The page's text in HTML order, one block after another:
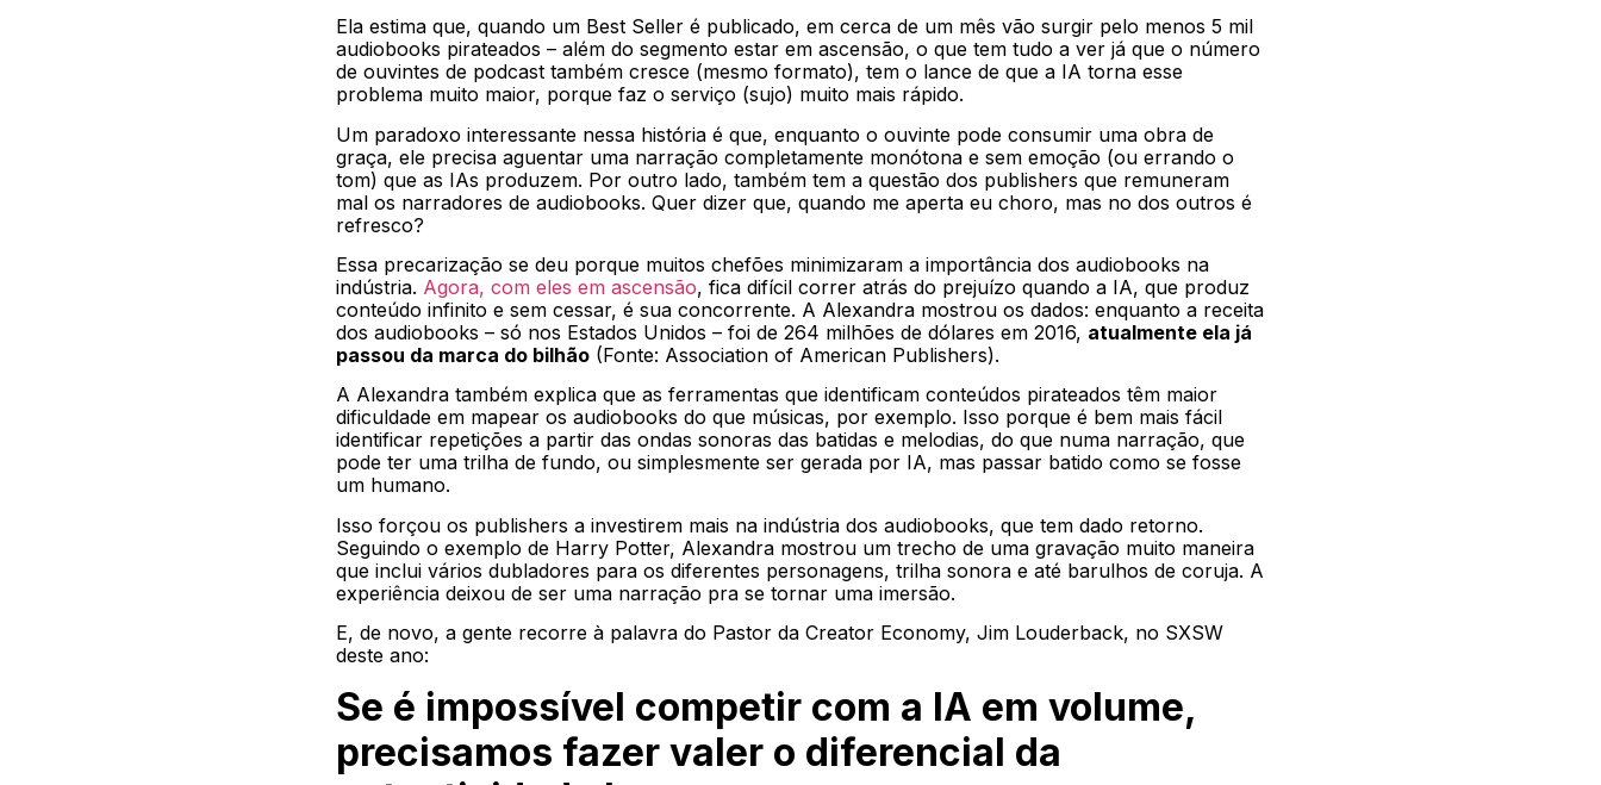
Ela estima que, quando um Best Seller é publicado, em cerca de um mês vão surgir pelo menos 5 mil
audiobooks pirateados – além do segmento estar em ascensão, o que tem tudo a ver já que o número
de ouvintes de podcast também cresce (mesmo formato), tem o lance de que a IA torna esse
problema muito maior, porque faz o serviço (sujo) muito mais rápido.
Um paradoxo interessante nessa história é que, enquanto o ouvinte pode consumir uma obra de
graça, ele precisa aguentar uma narração completamente monótona e sem emoção (ou errando o
tom) que as IAs produzem. Por outro lado, também tem a questão dos publishers que remuneram
mal os narradores de audiobooks. Quer dizer que, quando me aperta eu choro, mas no dos outros é
refresco?
Essa precarização se deu porque muitos chefões minimizaram a importância dos audiobooks na
indústria. Agora, com eles em ascensão, fica difícil correr atrás do prejuízo quando a IA, que produz
conteúdo infinito e sem cessar, é sua concorrente. A Alexandra mostrou os dados: enquanto a receita
dos audiobooks – só nos Estados Unidos – foi de 264 milhões de dólares em 2016, atualmente ela já
passou da marca do bilhão (Fonte: Association of American Publishers).
A Alexandra também explica que as ferramentas que identificam conteúdos pirateados têm maior
dificuldade em mapear os audiobooks do que músicas, por exemplo. Isso porque é bem mais fácil
identificar repetições a partir das ondas sonoras das batidas e melodias, do que numa narração, que
pode ter uma trilha de fundo, ou simplesmente ser gerada por IA, mas passar batido como se fosse
um humano.
Isso forçou os publishers a investirem mais na indústria dos audiobooks, que tem dado retorno.
Seguindo o exemplo de Harry Potter, Alexandra mostrou um trecho de uma gravação muito maneira
que inclui vários dubladores para os diferentes personagens, trilha sonora e até barulhos de coruja. A
experiência deixou de ser uma narração pra se tornar uma imersão.
E, de novo, a gente recorre à palavra do Pastor da Creator Economy, Jim Louderback, no SXSW
deste ano:
Se é impossível competir com a IA em volume,
precisamos fazer valer o diferencial da